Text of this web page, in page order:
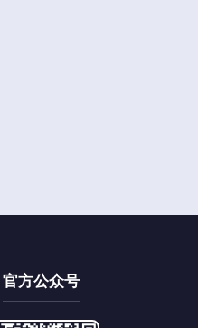
官方公众号